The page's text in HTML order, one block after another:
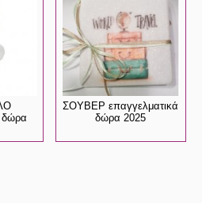
δώρα
ΣΟΥΒΕΡ επαγγελματικά
δώρα 2025